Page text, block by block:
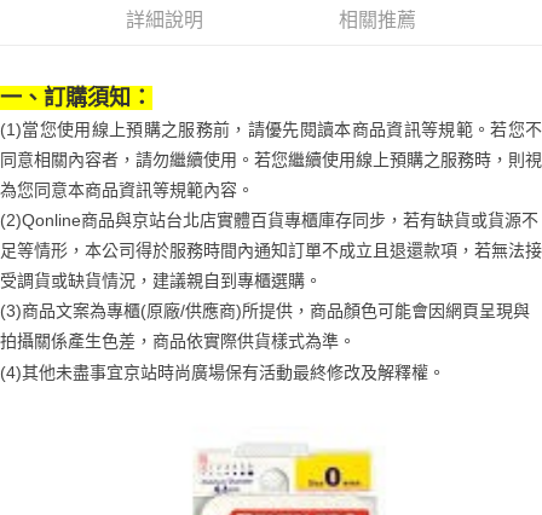
【大哥付你分期使用說明】
1.本服務由台灣大哥大提供，台灣大哥大用戶可立即使用無須另外申請。
成交易。
3.實際核准額度、可分期數及費用金額請依後續交易確認頁面所載為準。
4.訂單成立30分鐘內，如未前往確認交易或遇審核未通過，訂單將自動取
消。如遇「轉專審核」未通過狀況，表示未達大哥付你分期系統評分，恕無
法說明評估內容。
1.分期款項不併入電信帳單，「大哥付你分期」於每月結算日後寄送繳費提
醒簡訊。
2.透過簡訊連結打開帳單後，可選擇「超商條碼／台灣大直營門市／銀行轉
帳／街口支付／iPASS MONEY」等通路繳費。
【注意事項】
用戶於交易時，得透過本服務購買商品或服務，並由商店將買賣／分期付款
資料（包含姓名、電話或地址）提供予台灣大哥大進項蒐集、處理及利用，
由本公司與您本人進行分期帳單所需資料之確認、核對及更正。
3.完整用戶服務條款，請詳閱以下連結：https://oppay.tw/userRule
AFTEE先享後付
【關於「AFTEE先享後付」】
AFTEE先享後付是「在收到商品之後才付款」的支付方式。 讓您購物簡單
便利好安心！
１．簡單：不需註冊會員、不需綁卡、不需儲值。
２．便利：只要手機號碼，簡訊認證，即可結帳。
３．安心：先確認商品／服務後，再付款。
１．於結帳方式選擇「AFTEE先享後付」後，將跳轉至「AFTEE先享後付」
結帳頁面，進行簡訊認證並確認金額後，即可完成結帳。
２．訂單成立數日內，您將收到繳費通知簡訊。
３．收到繳費通知簡訊後14天內，點擊此簡訊中的連結，可透過四大超商／
ATM／網路銀行／等多元方式進行付款，方視為交易完成。
※ 請注意：結帳手續完成當下不需立刻繳費，但若您需要取消訂單，請聯絡
是否繳費成功／繳費後需取消欲退款等相關疑問，請聯繫「AFTEE先享後付
https://netprotections.freshdesk.com/support/home
ATM付款
運送方式
付款後全家取貨
每筆NT$70，滿NT$899(含以上)免運費
付款後7-11取貨
每筆NT$70，滿NT$899(含以上)免運費
請自備購物袋，若需購買紙袋可現場詢問
詳細說明 相關推薦
一、訂購須知：
(1)當您使用線上預購之服務前，請優先閱讀本商品資訊等規範。若您不
同意相關內容者，請勿繼續使用。若您繼續使用線上預購之服務時，則視
為您同意本商品資訊等規範內容。
(2)Qonline商品與京站台北店實體百貨專櫃庫存同步，若有缺貨或貨源不
足等情形，本公司得於服務時間內通知訂單不成立且退還款項，若無法接
受調貨或缺貨情況，建議親自到專櫃選購。
(3)商品文案為專櫃(原廠/供應商)所提供，商品顏色可能會因網頁呈現與
拍攝關係產生色差，商品依實際供貨樣式為準。
(4)其他未盡事宜京站時尚廣場保有活動最終修改及解釋權。